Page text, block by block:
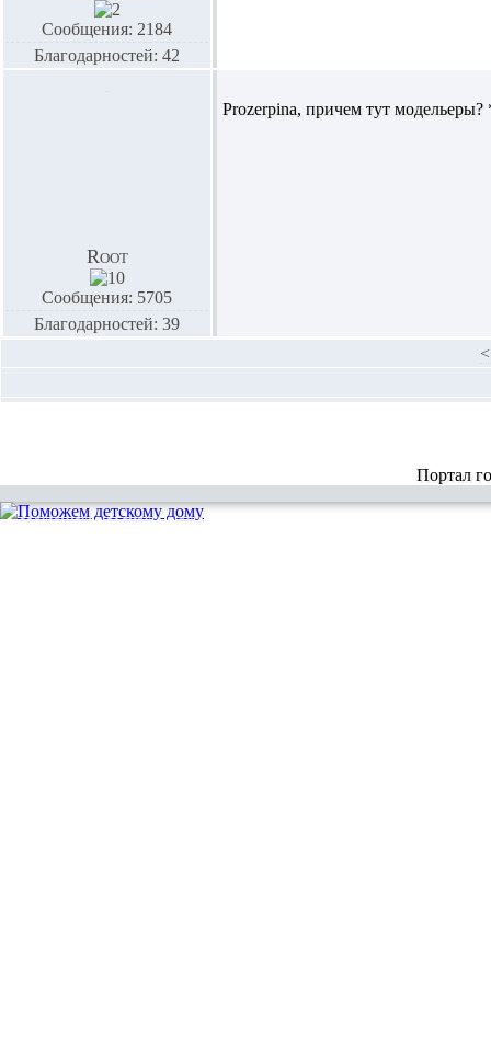
Сообщения: 2184
Благодарностей: 42
Root
Сообщения: 5705
Благодарностей: 39
Prozerpina, причем тут
Портал